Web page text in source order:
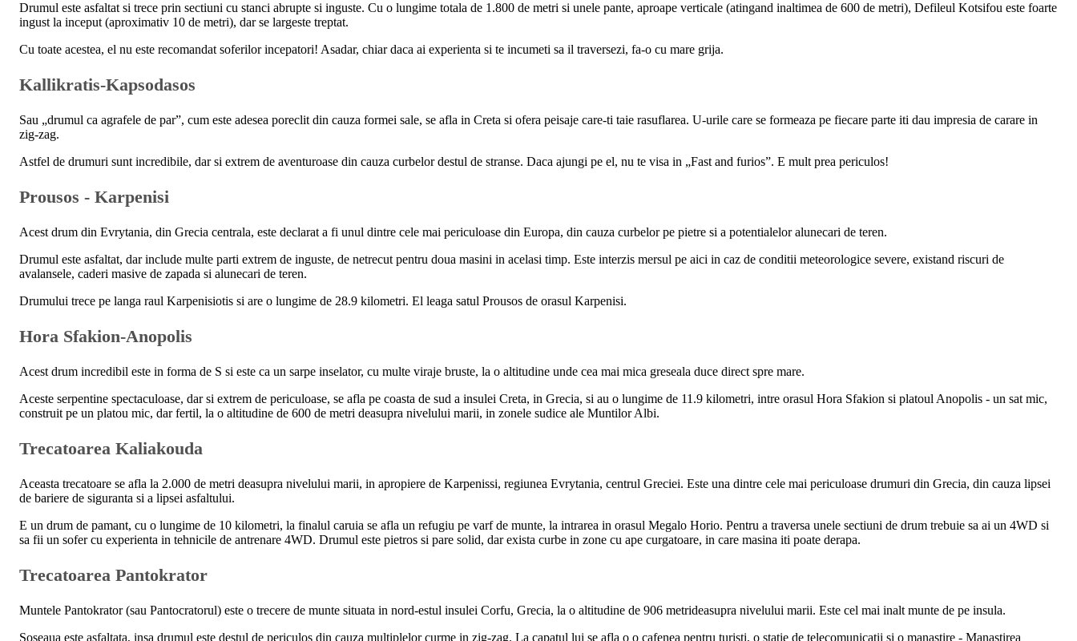
Drumul este asfaltat si trece prin sectiuni cu stanci abrupte si inguste. Cu o lungime totala de 1.800 de metri si unele pante, aproape verticale (atingand inaltimea de 600 de metri), Defileul Kotsifou este foarte
ingust la inceput (aproximativ 10 de metri), dar se largeste treptat.
Cu toate acestea, el nu este recomandat soferilor incepatori! Asadar, chiar daca ai experienta si te incumeti sa il traversezi, fa-o cu mare grija.
Kallikratis-Kapsodasos
Sau „drumul ca agrafele de par”, cum este adesea poreclit din cauza formei sale, se afla in Creta si ofera peisaje care-ti taie rasuflarea. U-urile care se formeaza pe fiecare parte iti dau impresia de carare in
zig-zag.
Astfel de drumuri sunt incredibile, dar si extrem de aventuroase din cauza curbelor destul de stranse. Daca ajungi pe el, nu te visa in „Fast and furios”. E mult prea periculos!
Prousos - Karpenisi
Acest drum din Evrytania, din Grecia centrala, este declarat a fi unul dintre cele mai periculoase din Europa, din cauza curbelor pe pietre si a potentialelor alunecari de teren.
Drumul este asfaltat, dar include multe parti extrem de inguste, de netrecut pentru doua masini in acelasi timp. Este interzis mersul pe aici in caz de conditii meteorologice severe, existand riscuri de
avalansele, caderi masive de zapada si alunecari de teren.
Drumului trece pe langa raul Karpenisiotis si are o lungime de 28.9 kilometri. El leaga satul Prousos de orasul Karpenisi.
Hora Sfakion-Anopolis
Acest drum incredibil este in forma de S si este ca un sarpe inselator, cu multe viraje bruste, la o altitudine unde cea mai mica greseala duce direct spre mare.
Aceste serpentine spectaculoase, dar si extrem de periculoase, se afla pe coasta de sud a insulei Creta, in Grecia, si au o lungime de 11.9 kilometri, intre orasul Hora Sfakion si platoul Anopolis - un sat mic,
construit pe un platou mic, dar fertil, la o altitudine de 600 de metri deasupra nivelului marii, in zonele sudice ale Muntilor Albi.
Trecatoarea Kaliakouda
Aceasta trecatoare se afla la 2.000 de metri deasupra nivelului marii, in apropiere de Karpenissi, regiunea Evrytania, centrul Greciei. Este una dintre cele mai periculoase drumuri din Grecia, din cauza lipsei
de bariere de siguranta si a lipsei asfaltului.
E un drum de pamant, cu o lungime de 10 kilometri, la finalul caruia se afla un refugiu pe varf de munte, la intrarea in orasul Megalo Horio. Pentru a traversa unele sectiuni de drum trebuie sa ai un 4WD si
sa fii un sofer cu experienta in tehnicile de antrenare 4WD. Drumul este pietros si pare solid, dar exista curbe in zone cu ape curgatoare, in care masina iti poate derapa.
Trecatoarea Pantokrator
Muntele Pantokrator (sau Pantocratorul) este o trecere de munte situata in nord-estul insulei Corfu, Grecia, la o altitudine de 906 metrideasupra nivelului marii. Este cel mai inalt munte de pe insula.
Soseaua este asfaltata, insa drumul este destul de periculos din cauza multiplelor curme in zig-zag. La capatul lui se afla o o cafenea pentru turisti, o statie de telecomunicatii si o manastire - Manastirea